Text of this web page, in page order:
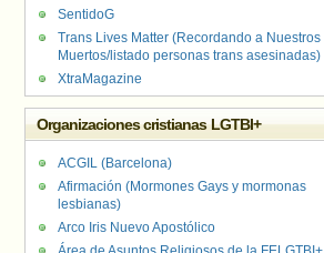
SentidoG
Trans Lives Matter (Recordando a Nuestros
Muertos/listado personas trans asesinadas)
XtraMagazine
Organizaciones cristianas LGTBI+
ACGIL (Barcelona)
Afirmación (Mormones Gays y mormonas
lesbianas)
Arco Iris Nuevo Apostólico